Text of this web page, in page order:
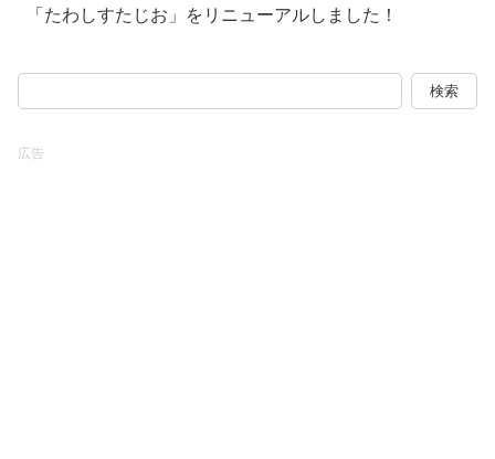
「たわしすたじお」をリニューアルしました！
索:
広告